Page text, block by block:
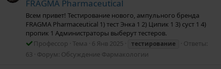
FRAGMA Pharmaceutical
Всем привет! Тестирование нового, ампульного бренда
FRAGMA Pharmaceutical 1) тест Энка 1 2) Ципик 1 3) суст 1 4)
пропик 1 Администраторы выберут тестеров.
Профессор Тема 6 Янв 2025 тестирование
Ответы:
63
Форум: Обсуждение Фармакологии